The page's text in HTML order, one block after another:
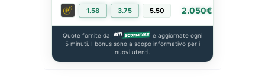
1.58 3.75 5.50 2.050€
Quote fornite da
e aggiornate ogni
5 minuti. I bonus sono a scopo informativo per i
nuovi utenti.